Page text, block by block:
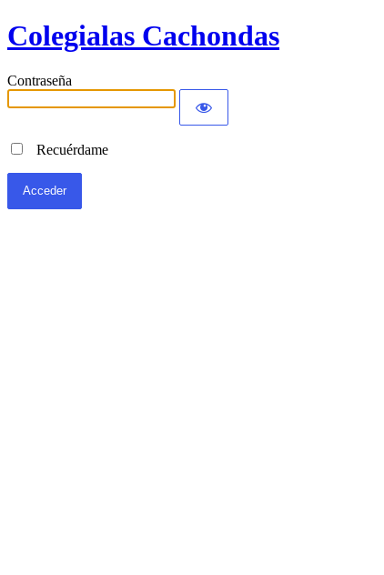
Colegialas Cachondas
Contraseña
Recuérdame